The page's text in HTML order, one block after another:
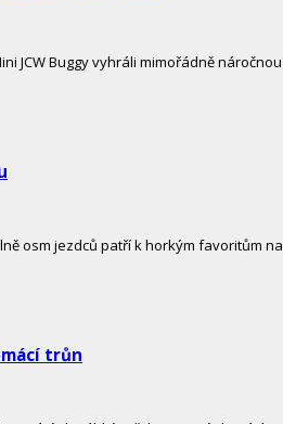
JCW Buggy vyhráli mimořádně
osm jezdců patří k horkým favoritům
trůn